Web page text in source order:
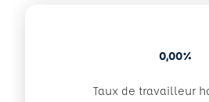
0,00%
Taux de travailleur